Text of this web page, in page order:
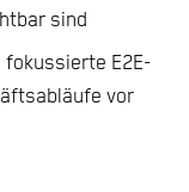
sind
fokussierte E2E-
vor